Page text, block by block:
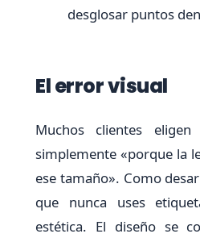
desglosar puntos
El error visual
Muchos clientes
simplemente «porque la
ese tamaño». Como
que nunca uses
estética. El diseño se